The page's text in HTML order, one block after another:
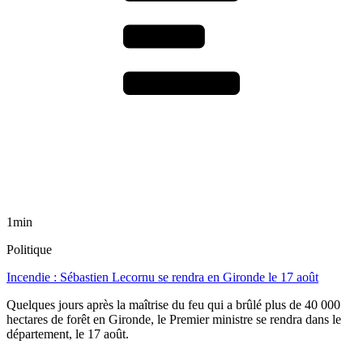
1min
Politique
Incendie : Sébastien Lecornu se rendra en Gironde le 17 août
Quelques jours après la maîtrise du feu qui a brûlé plus de 40 000
hectares de forêt en Gironde, le Premier ministre se rendra dans le
département, le 17 août.